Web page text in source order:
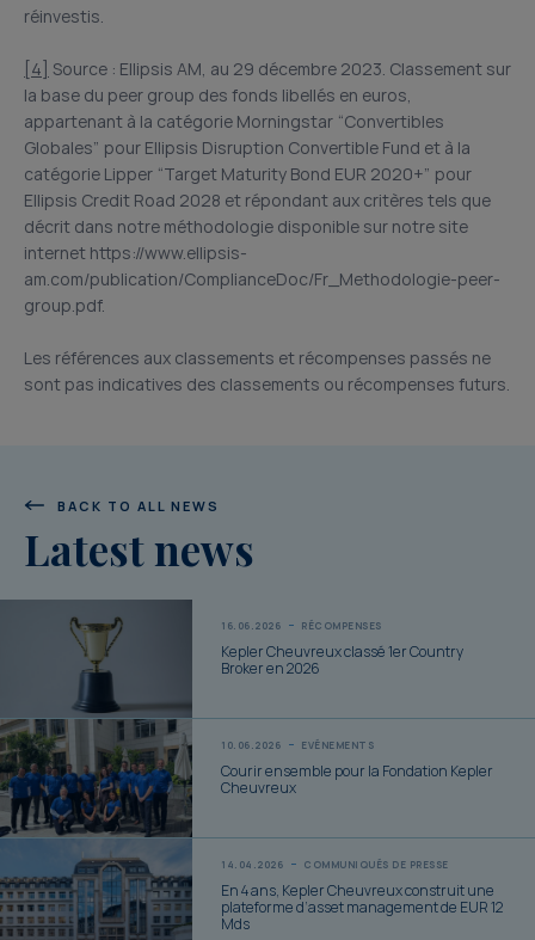
réinvestis.
[4] Source : Ellipsis AM, au 29 décembre 2023. Classement sur
la base du peer group des fonds libellés en euros,
appartenant à la catégorie Morningstar “Convertibles
Globales” pour Ellipsis Disruption Convertible Fund et à la
catégorie Lipper “Target Maturity Bond EUR 2020+” pour
Ellipsis Credit Road 2028 et répondant aux critères tels que
décrit dans notre méthodologie disponible sur notre site
internet https://www.ellipsis-
am.com/publication/ComplianceDoc/Fr_Methodologie-peer-
group.pdf.
Les références aux classements et récompenses passés ne
sont pas indicatives des classements ou récompenses futurs.
BACK TO ALL NEWS
Latest news
16.06.2026 RÉCOMPENSES
Kepler Cheuvreux classé 1er Country
Broker en 2026
10.06.2026 EVÉNEMENTS
Courir ensemble pour la Fondation Kepler
Cheuvreux
14.04.2026 COMMUNIQUÉS DE PRESSE
En 4 ans, Kepler Cheuvreux construit une
plateforme d’asset management de EUR 12
Mds